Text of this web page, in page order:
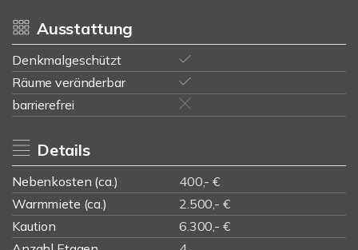
Ausstattung
Denkmalgeschützt
Räume veränderbar
barrierefrei
Details
Nebenkosten (ca.)
400,- €
Warmmiete (ca.)
2.500,- €
Kaution
6.300,- €